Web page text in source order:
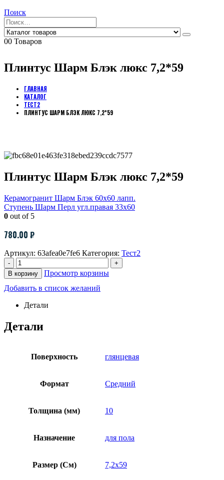
Поиск
00 Товаров
Плинтус Шарм Блэк люкс 7,2*59
ГЛАВНАЯ
КАТАЛОГ
ТЕСТ2
ПЛИНТУС ШАРМ БЛЭК ЛЮКС 7,2*59
Плинтус Шарм Блэк люкс 7,2*59
Керамогранит Шарм Блэк 60х60 лапп.
Ступень Шарм Перл угл.правая 33х60
0 out of 5
780.00 ₽
Артикул: 63afea0e7fe6 Категория: Тест2
-
+
В корзину
Просмотр корзины
Добавить в список желаний
Детали
Детали
Поверхность глянцевая
Формат Средний
Толщина (мм) 10
Назначение для пола
Размер (См) 7,2х59